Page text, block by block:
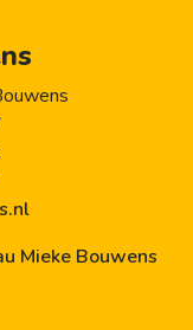
Mieke Bouwens